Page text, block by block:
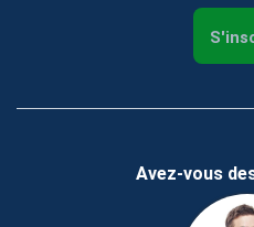
Avez-vous